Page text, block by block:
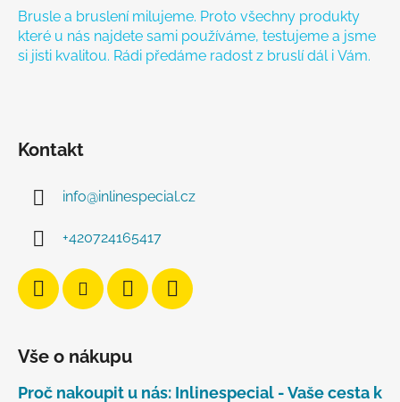
Brusle a bruslení milujeme. Proto všechny produkty
které u nás najdete sami používáme, testujeme a jsme
si jisti kvalitou. Rádi předáme radost z bruslí dál i Vám.
Kontakt
info@inlinespecial.cz
+420724165417
Vše o nákupu
Proč nakoupit u nás: Inlinespecial - Vaše cesta k